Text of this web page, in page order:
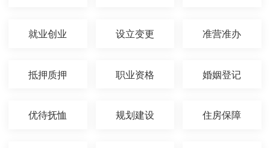
就业创业 设立变更 准营准办
抵押质押 职业资格 婚姻登记
优待抚恤 规划建设 住房保障